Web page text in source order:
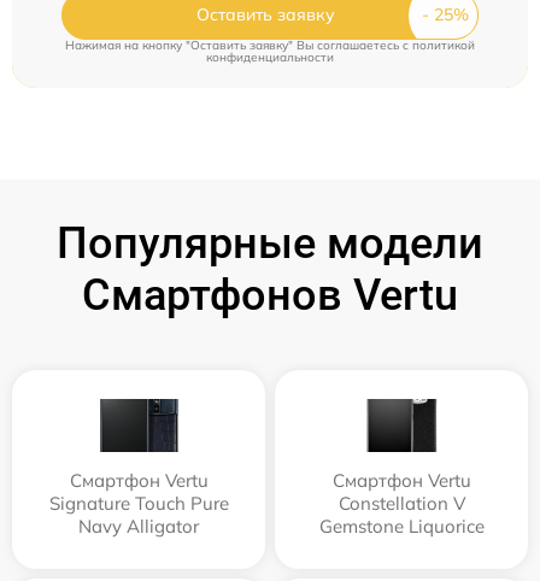
Оставить заявку
Нажимая на кнопку "Оставить заявку" Вы соглашаетесь cполитикой
конфиденциальности
Популярные модели
Смартфонов Vertu
Смартфон Vertu
Signature Touch Pure
Navy Alligator
Смартфон Vertu
Constellation V
Gemstone Liquorice